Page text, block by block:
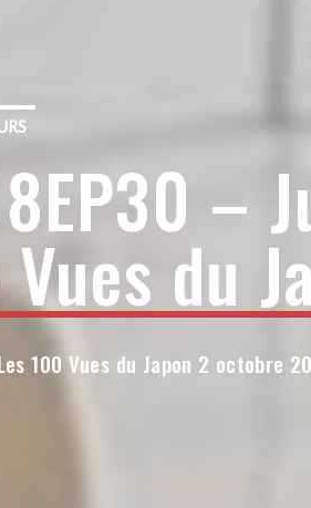
–
du
100 Vues du Japon 2 octobre